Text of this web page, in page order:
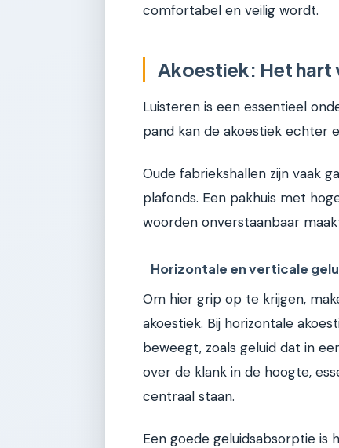
comfortabel en veilig wordt.
Akoestiek: Het hart
Luisteren is een essentieel
pand kan de akoestiek echter
Oude fabriekshallen zijn vaak
plafonds. Een pakhuis met
woorden onverstaanbaar
Horizontale en verticale
Om hier grip op te krijgen,
akoestiek. Bij horizontale
beweegt, zoals geluid dat in
over de klank in de hoogte,
centraal staan.
Een goede geluidsabsorptie is